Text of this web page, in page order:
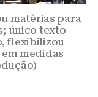
matérias para
único texto
flexibilizou
medidas